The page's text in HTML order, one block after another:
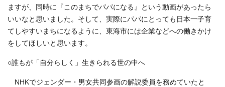
ますが、同時に『このまちでパパになる』という動画があったら
いいなと思いました。そして、実際にパパにとっても日本一子育
てしやすいまちになるように、東海市には企業などへの働きかけ
をしてほしいと思います。
○誰もが「自分らしく」生きられる世の中へ
NHKでジェンダー・男女共同参画の解説委員を務めていたと